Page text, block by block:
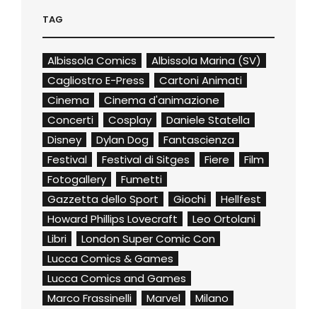
TAG
Albissola Comics
Albissola Marina (SV)
Cagliostro E-Press
Cartoni Animati
Cinema
Cinema d'animazione
Concerti
Cosplay
Daniele Statella
Disney
Dylan Dog
Fantascienza
Festival
Festival di Sitges Fiere
Film
Fotogallery
Fumetti
Gazzetta dello Sport
Giochi
Hellfest
Howard Phillips Lovecraft
Leo Ortolani
Libri
London Super Comic Con
Lucca Comics & Games
Lucca Comics and Games
Marco Frassinelli
Marvel
Milano